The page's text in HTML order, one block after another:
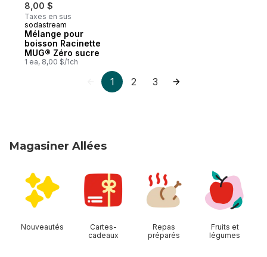
8,00 $
Taxes en sus
sodastream
Mélange pour
boisson Racinette
MUG® Zéro sucre
1 ea, 8,00 $/1ch
1 2 3
Magasiner Allées
Nouveautés
Cartes-
cadeaux
Repas
préparés
Fruits et
légumes